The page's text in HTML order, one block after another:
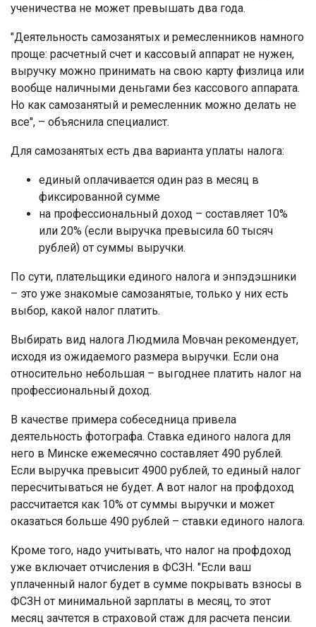
ученичества не может превышать два года.
"Деятельность самозанятых и ремесленников намного
проще: расчетный счет и кассовый аппарат не нужен,
выручку можно принимать на свою карту физлица или
вообще наличными деньгами без кассового аппарата.
Но как самозанятый и ремесленник можно делать не
все", – объяснила специалист.
Для самозанятых есть два варианта уплаты налога:
единый оплачивается один раз в месяц в
фиксированной сумме
на профессиональный доход – составляет 10%
или 20% (если выручка превысила 60 тысяч
рублей) от суммы выручки.
По сути, плательщики единого налога и энпэдэшники
– это уже знакомые самозанятые, только у них есть
выбор, какой налог платить.
Выбирать вид налога Людмила Мовчан рекомендует,
исходя из ожидаемого размера выручки. Если она
относительно небольшая – выгоднее платить налог на
профессиональный доход.
В качестве примера собеседница привела
деятельность фотографа. Ставка единого налога для
него в Минске ежемесячно составляет 490 рублей.
Если выручка превысит 4900 рублей, то единый налог
пересчитываться не будет. А вот налог на профдоход
рассчитается как 10% от суммы выручки и может
оказаться больше 490 рублей – ставки единого налога.
Кроме того, надо учитывать, что налог на профдоход
уже включает отчисления в ФСЗН. "Если ваш
уплаченный налог будет в сумме покрывать взносы в
ФСЗН от минимальной зарплаты в месяц, то этот
месяц зачтется в страховой стаж для расчета пенсии.